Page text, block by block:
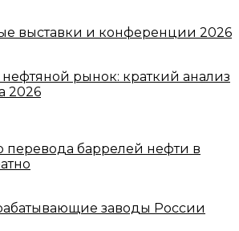
выставки и конференции 2026
нефтяной рынок: краткий анализ
2026
перевода баррелей нефти в
заводы России